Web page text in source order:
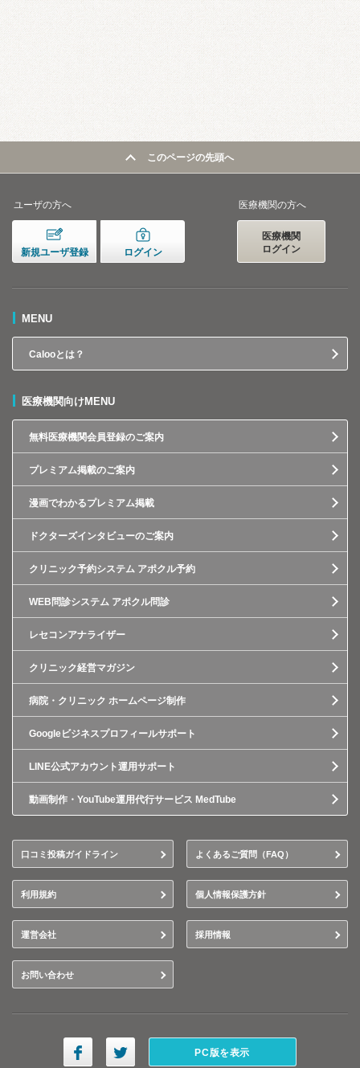
このページの先頭へ
ユーザの方へ
新規ユーザ登録 ログイン
医療機関の方へ
医療機関
ログイン
MENU
Calooとは？
医療機関向けMENU
無料医療機関会員登録のご案内
プレミアム掲載のご案内
漫画でわかるプレミアム掲載
ドクターズインタビューのご案内
クリニック予約システム アポクル予約
WEB問診システム アポクル問診
レセコンアナライザー
クリニック経営マガジン
病院・クリニック ホームページ制作
Googleビジネスプロフィールサポート
LINE公式アカウント運用サポート
動画制作・YouTube運用代行サービス MedTube
口コミ投稿ガイドライン よくあるご質問（FAQ）
利用規約 個人情報保護方針
運営会社 採用情報
お問い合わせ
PC版を表示